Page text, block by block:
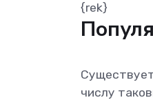
{rek}
числу